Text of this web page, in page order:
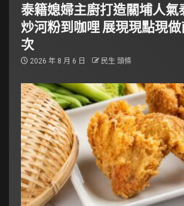
泰籍媳婦主廚打造關埔人氣
炒河粉到咖哩 展現現點現
次
2026 年 8 月 6 日 民生 頭條